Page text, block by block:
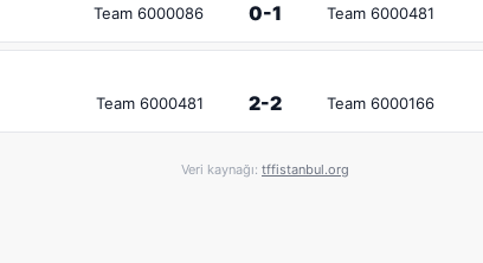
Team 6000086 0-1 Team 6000481
Team 6000481 2-2 Team 6000166
Veri kaynağı: tffistanbul.org